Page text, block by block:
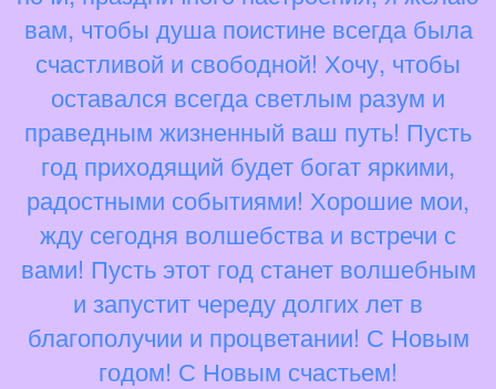
вам, чтобы душа поистине всегда была
счастливой и свободной! Хочу, чтобы
оставался всегда светлым разум и
праведным жизненный ваш путь! Пусть
год приходящий будет богат яркими,
радостными событиями! Хорошие мои,
жду сегодня волшебства и встречи с
вами! Пусть этот год станет волшебным
и запустит череду долгих лет в
благополучии и процветании! С Новым
годом! С Новым счастьем!